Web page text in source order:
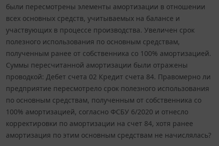
были пересмотрены элементы амортизации в отношении
всех основных средств, учитываемых на балансе и
участвующих в процессе производства. Увеличен срок
полезного использования по основным средствам,
полученным ранее от собственника со 100% амортизацией.
Суммы пересчитанной амортизации были отражены
проводкой: Дебет счета 02 Кредит счета 84. Правомерно ли
предприятие пересмотрело срок полезного использования
по основным средствам, полученным от собственника со
100% амортизацией, согласно ФСБУ 6/2020 и отнесло
корректировки по амортизации на счет 84, хотя ранее
амортизация по этим основным средствам не начислялась?